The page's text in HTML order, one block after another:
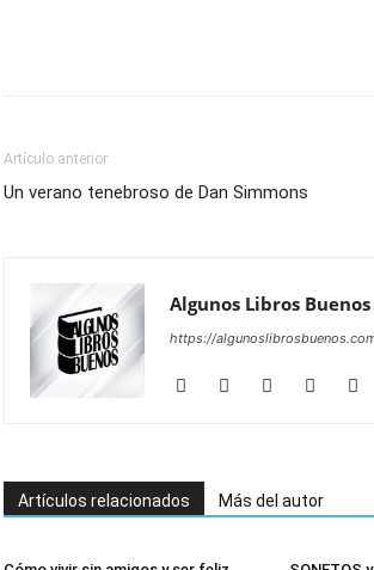
Artículo anterior
Un verano tenebroso de Dan Simmons
Algunos Libros Buenos
https://
Artículos relacionados Más del autor